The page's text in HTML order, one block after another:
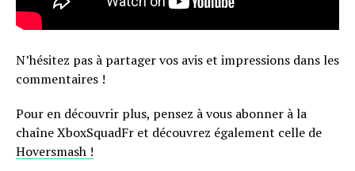
N’hésitez pas à partager vos avis et impressions dans les
commentaires !
Pour en découvrir plus, pensez à vous abonner à la
chaîne XboxSquadFr et découvrez également celle de
Hoversmash !